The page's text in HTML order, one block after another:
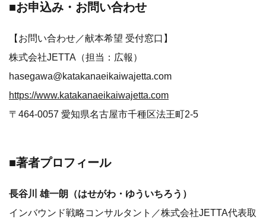
■お申込み・お問い合わせ
【お問い合わせ／献本希望 受付窓口】
株式会社JETTA（担当：広報）
hasegawa@katakanaeikaiwajetta.com
https://www.katakanaeikaiwajetta.com
〒464-0057 愛知県名古屋市千種区法王町2-5
■著者プロフィール
長谷川 雄一朗（はせがわ・ゆういちろう）
インバウンド戦略コンサルタント／株式会社JETTA代表取